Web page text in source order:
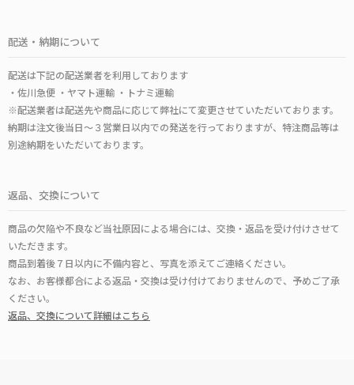
配送・納期について
配送は下記の配送業者を利用しております
・佐川急便 ・ヤマト運輸 ・トナミ運輸
※配送業者は配送先や商品に応じて弊社にて変更させていただいております。
納期は注文後当日～３営業日以内での発送を行っておりますが、特注商品等は
別途納期をいただいております。
返品、交換について
商品の欠陥や不良など当社原因による場合には、交換・返品を受け付けさせて
いただきます。
商品到着後７日以内に不備内容と、写真を添えてご連絡ください。
なお、お客様都合による返品・交換は受け付けておりませんので、予めご了承
ください。
返品、交換について詳細はこちら